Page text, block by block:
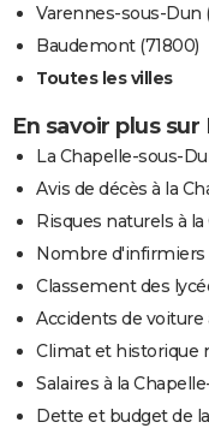
Varennes-sous-Dun
Baudemont (71800)
Toutes les villes
En savoir plus
La Chapelle-sous-
Avis de décès à la
Risques naturels à
Nombre d'infirmiers
Classement des
Accidents de voiture
Climat et historique
Salaires à la
Dette et budget de